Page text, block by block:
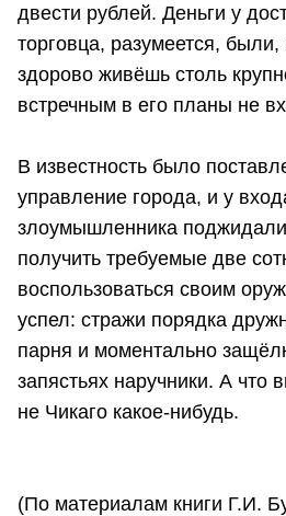
двести рублей. Деньги у
торговца, разумеется, были,
здорово живёшь столь
встречным в его планы не
В известность было
управление города, и у
злоумышленника
получить требуемые две
воспользоваться своим
успел: стражи порядка
парня и моментально
запястьях наручники. А что
не Чикаго какое-нибудь.
(По материалам книги Г.И.